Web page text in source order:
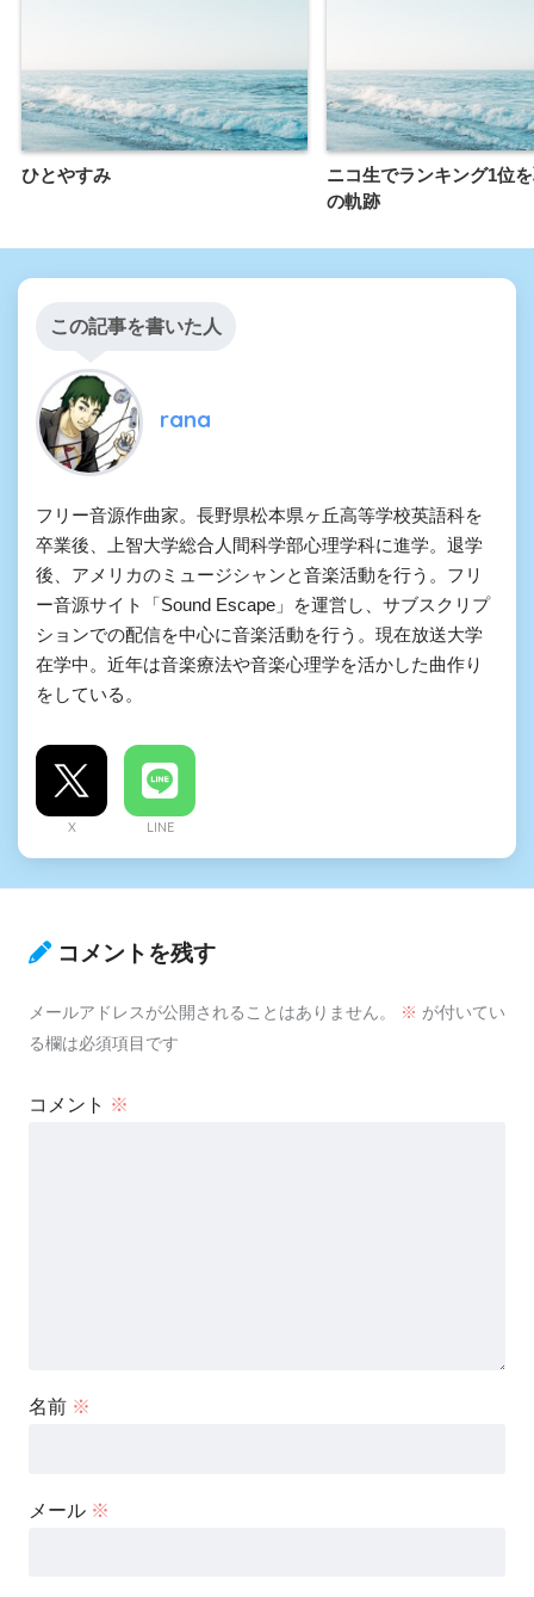
ひとやすみ
ニコ生でランキング1位
の軌跡
この記事を書いた人
rana
フリー音源作曲家。長野県松本県ヶ丘高等学校英語科を
卒業後、上智大学総合人間科学部心理学科に進学。退学
後、アメリカのミュージシャンと音楽活動を行う。フリ
ー音源サイト「Sound Escape」を運営し、サブスクリプ
ションでの配信を中心に音楽活動を行う。現在放送大学
在学中。近年は音楽療法や音楽心理学を活かした曲作り
をしている。
X LINE
コメントを残す
メールアドレスが公開されることはありません。 ※ が付いてい
る欄は必須項目です
コメント ※
名前 ※
メール ※